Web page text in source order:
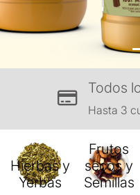
Todos
Hasta 3
Hierbas y
Yerbas
Frutos
secos y
Semillas